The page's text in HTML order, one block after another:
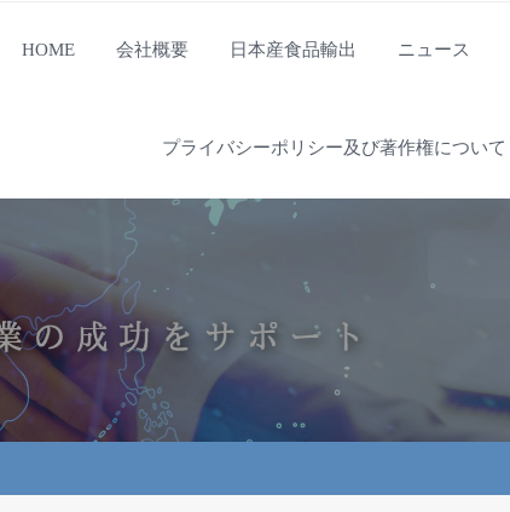
HOME 会社概要 日本産食品輸出 ニュース
プライバシーポリシー及び著作権について